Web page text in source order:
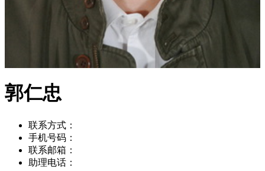
郭仁忠
联系方式：
手机号码：
联系邮箱：
助理电话：